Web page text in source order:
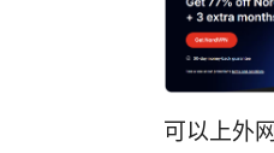
可以上外